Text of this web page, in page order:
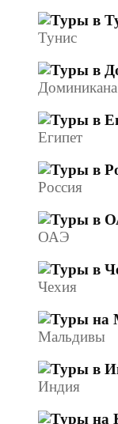
Тунис
Доминикана
Египет
Россия
ОАЭ
Чехия
Мальдивы
Индия